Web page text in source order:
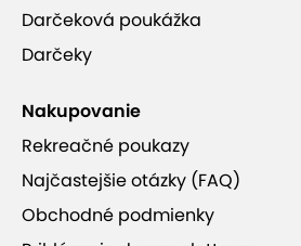
Darčeková poukážka
Darčeky
Nakupovanie
Rekreačné poukazy
Najčastejšie otázky (FAQ)
Obchodné podmienky